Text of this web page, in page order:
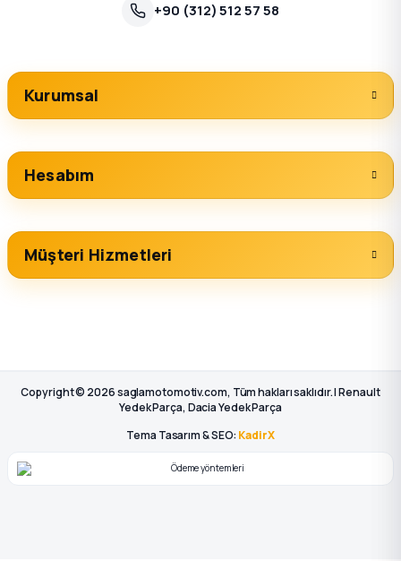
+90 (312) 512 57 58
Kurumsal
Hesabım
Müşteri Hizmetleri
Copyright © 2026 saglamotomotiv.com, Tüm hakları saklıdır. | Renault
Yedek Parça, Dacia Yedek Parça
Tema Tasarım & SEO: KadirX